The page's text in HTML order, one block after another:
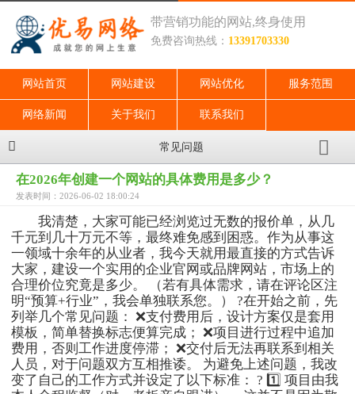
带营销功能的网站,终身使用
免费咨询热线： 13391703330
网站首页 网站建设 网站优化 服务范围
网络新闻 关于我们 联系我们
常见问题
在2026年创建一个网站的具体费用是多少？
发表时间：2026-06-02 18:00:24
我清楚，大家可能已经浏览过无数的报价单，从几
千元到几十万元不等，最终难免感到困惑。作为从事这
一领域十余年的从业者，我今天就用最直接的方式告诉
大家，建设一个实用的企业官网或品牌网站，市场上的
合理价位究竟是多少。 （若有具体需求，请在评论区注
明“预算+行业”，我会单独联系您。） ?在开始之前，先
列举几个常见问题： ❌支付费用后，设计方案仅是套用
模板，简单替换标志便算完成； ❌项目进行过程中追加
费用，否则工作进度停滞； ❌交付后无法再联系到相关
人员，对于问题双方互相推诿。 为避免上述问题，我改
变了自己的工作方式并设定了以下标准： ? 1️⃣ 项目由我